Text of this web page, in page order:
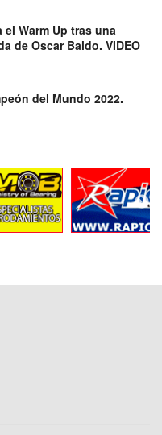
el Warm Up tras una
de Oscar Baldo. VIDEO
del Mundo 2022.